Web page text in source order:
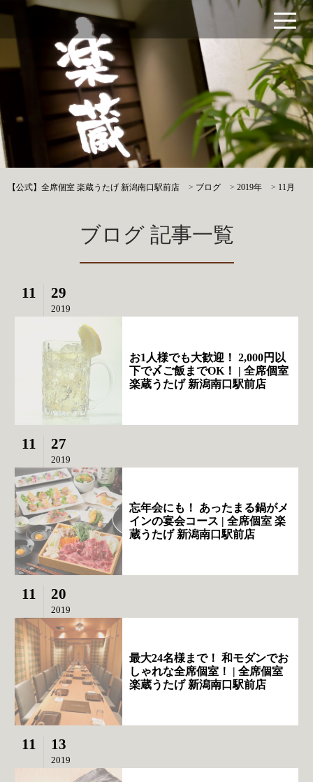
【公式】全席個室 楽蔵うたげ 新潟南口駅前店 > ブログ >2019年 > 11月
ブログ 記事一覧
11 29
2019
お1人様でも大歓迎！ 2,000円以
下で〆ご飯までOK！ | 全席個室
楽蔵うたげ 新潟南口駅前店
11 27
2019
忘年会にも！ あったまる鍋がメ
インの宴会コース | 全席個室 楽
蔵うたげ 新潟南口駅前店
11 20
2019
最大24名様まで！ 和モダンでお
しゃれな全席個室！ | 全席個室
楽蔵うたげ 新潟南口駅前店
11 13
2019